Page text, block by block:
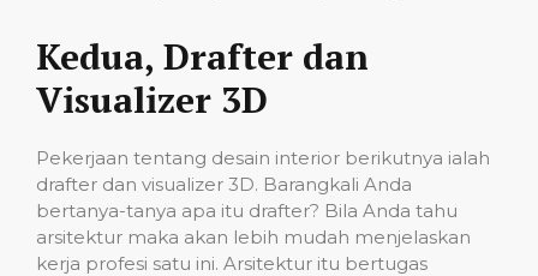
Kedua, Drafter dan
Visualizer 3D
Pekerjaan tentang desain interior berikutnya ialah
drafter dan visualizer 3D. Barangkali Anda
bertanya-tanya apa itu drafter? Bila Anda tahu
arsitektur maka akan lebih mudah menjelaskan
kerja profesi satu ini. Arsitektur itu bertugas